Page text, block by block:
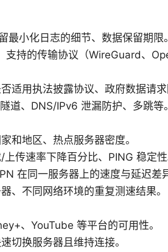
最小化日志的细节、数据保留期限。
持的传输协议（WireGuard、
适用执法披露协议、政府数据请求
道、DNS/IPv6 泄漏防护、多跳等。
和地区、热点服务器密度。
传速率下降百分比、PING 稳定性
在同一服务器上的速度与延迟差
、不同网络环境的重复测速结果。
、YouTube 等平台的可用性。
切换服务器且维持连接。